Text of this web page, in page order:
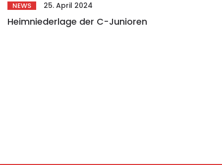
NEWS 25. April 2024
Heimniederlage der C-Junioren